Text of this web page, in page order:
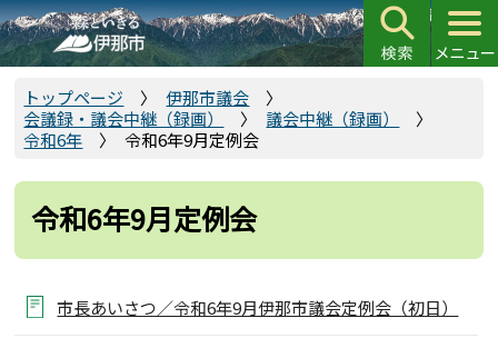
こ
の
ペ
先
トップページ
伊那市議会
会議録・議会中継（録画）
議会中継（録画）
令和6年
令和6年9月定例会
令和6年9月定例会
市長あいさつ／令和6年9月伊那市議会定例会（初日）